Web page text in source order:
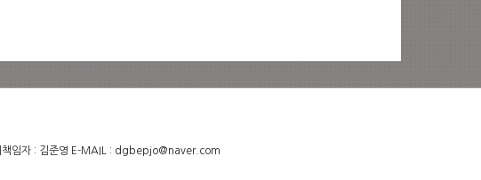
책임자 : 김준영 E-MAIL : dgbepjo@naver.com